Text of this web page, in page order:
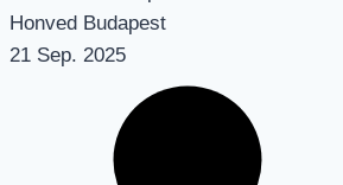
Honved Budapest
21 Sep. 2025